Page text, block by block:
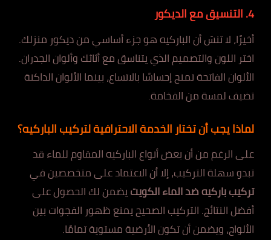
4. التنسيق مع الديكور
أخيرًا، لا تنسَ أن الباركيه هو جزء أساسي من ديكور منزلك.
اختر اللون والتصميم الذي يتناسق مع أثاثك وألوان الجدران.
الألوان الفاتحة تمنح إحساسًا بالاتساع، بينما الألوان الداكنة
تضيف لمسة من الفخامة.
لماذا يجب أن تختار الخدمة الاحترافية لتركيب الباركيه؟
على الرغم من أن بعض أنواع الباركيه المقاوم للماء قد
تبدو سهلة التركيب، إلا أن الاعتماد على متخصصين في
تركيب باركيه ضد الماء الكويتيضمن لك الحصول على
أفضل النتائج. التركيب الصحيح يمنع ظهور الفجوات بين
الألواح، ويضمن أن تكون الأرضية مستوية تمامًا.